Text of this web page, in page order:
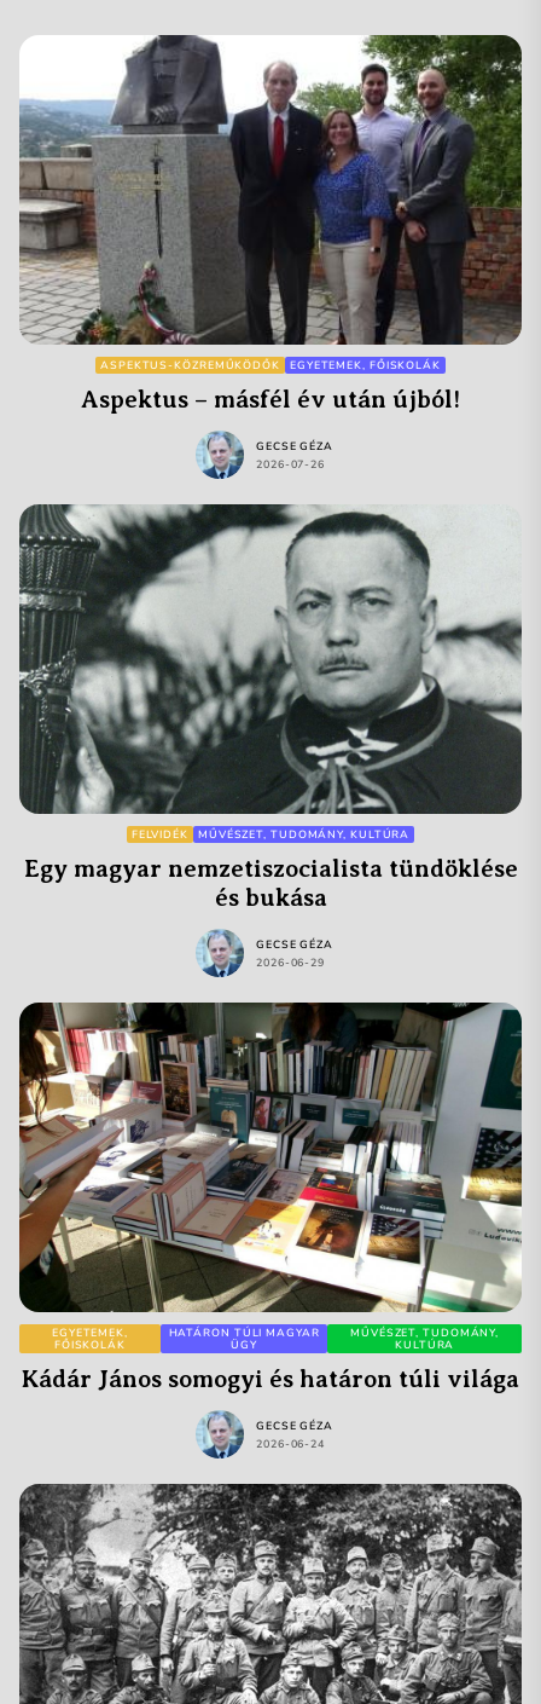
ASPEKTUS-KÖZREMŰKÖDŐK EGYETEMEK, FŐISKOLÁK
Aspektus – másfél év után újból!
GECSE GÉZA
2026-07-26
FELVIDÉK MŰVÉSZET, TUDOMÁNY, KULTÚRA
Egy magyar nemzetiszocialista tündöklése
és bukása
GECSE GÉZA
2026-06-29
EGYETEMEK,
FŐISKOLÁK
HATÁRON TÚLI MAGYAR
ÜGY
MŰVÉSZET, TUDOMÁNY,
KULTÚRA
Kádár János somogyi és határon túli világa
GECSE GÉZA
2026-06-24